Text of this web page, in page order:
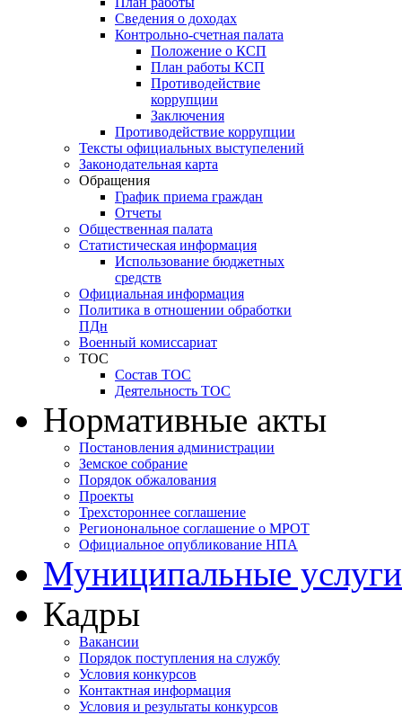
Сведения о доходах
Контрольно-счетная палата
Положение о КСП
План работы КСП
Противодействие
коррупции
Заключения
Противодействие коррупции
Тексты официальных выступелений
Законодательная карта
Обращения
График приема граждан
Отчеты
Общественная палата
Статистическая информация
Использование бюджетных
средств
Официальная информация
Политика в отношении обработки
ПДн
Военный комиссариат
ТОС
Состав ТОС
Деятельность ТОС
Нормативные акты
Постановления администрации
Земское собрание
Порядок обжалования
Проекты
Трехстороннее соглашение
Регионональное соглашение о МРОТ
Официальное опубликование НПА
Муниципальные услуги
Кадры
Вакансии
Порядок поступления на службу
Условия конкурсов
Контактная информация
Условия и результаты конкурсов